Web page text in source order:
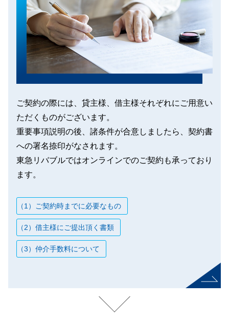
ご契約の際には、貸主様、借主様それぞれにご用意い
ただくものがございます。
重要事項説明の後、諸条件が合意しましたら、契約書
への署名捺印がなされます。
東急リバブルではオンラインでのご契約も承っており
ます。
（1）ご契約時までに必要なもの
（2）借主様にご提出頂く書類
（3）仲介手数料について